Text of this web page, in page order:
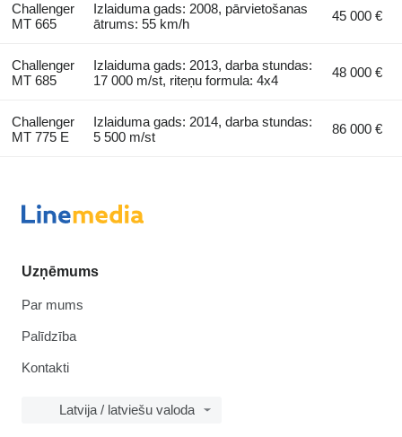
Challenger
MT 665
Izlaiduma gads: 2008, pārvietošanas
ātrums: 55 km/h
45 000 €
Challenger
MT 685
Izlaiduma gads: 2013, darba stundas:
17 000 m/st, riteņu formula: 4x4
48 000 €
Challenger
MT 775 E
Izlaiduma gads: 2014, darba stundas:
5 500 m/st
86 000 €
Uzņēmums
Par mums
Palīdzība
Kontakti
Latvija / latviešu valoda